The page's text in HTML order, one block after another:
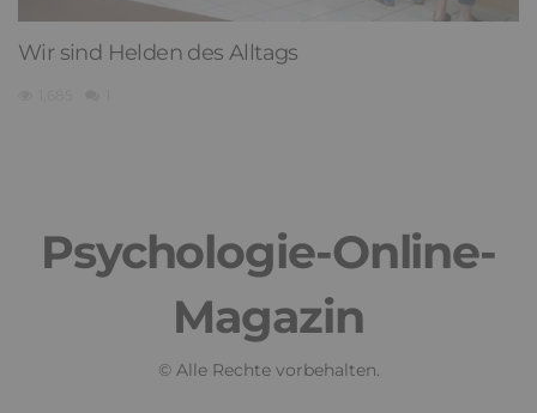
Wir sind Helden des Alltags
Psychologie-Online-
Magazin
© Alle Rechte vorbehalten.